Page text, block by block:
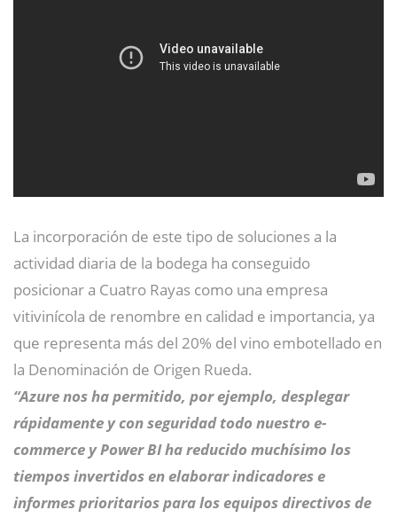
La incorporación de este tipo de soluciones a la
actividad diaria de la bodega ha conseguido
posicionar a Cuatro Rayas como una empresa
vitivinícola de renombre en calidad e importancia, ya
que representa más del 20% del vino embotellado en
la Denominación de Origen Rueda.
“Azure nos ha permitido, por ejemplo, desplegar
rápidamente y con seguridad todo nuestro e-
commerce y Power BI ha reducido muchísimo los
tiempos invertidos en elaborar indicadores e
informes prioritarios para los equipos directivos de